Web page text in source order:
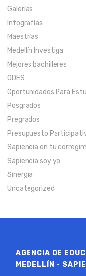
Galerías
Infografías
Maestrías
Medellín Investiga
Mejores bachilleres
ODES
Oportunidades Para
Posgrados
Pregrados
Presupuesto
Sapiencia en tu
Sapiencia soy yo
Sinergia
Uncategorized
AGENCIA DE
MEDELLÍN -